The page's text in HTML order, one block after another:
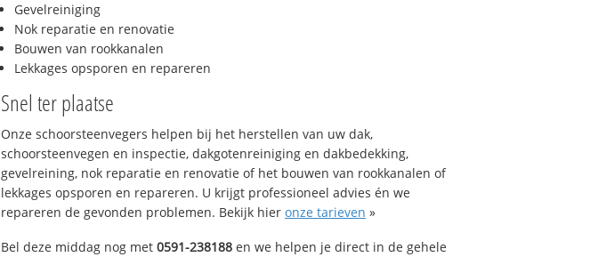
Gevelreiniging
Nok reparatie en renovatie
Bouwen van rookkanalen
Lekkages opsporen en repareren
Snel ter plaatse
Onze schoorsteenvegers helpen bij het herstellen van uw dak,
schoorsteenvegen en inspectie, dakgotenreiniging en dakbedekking,
gevelreining, nok reparatie en renovatie of het bouwen van rookkanalen of
lekkages opsporen en repareren. U krijgt professioneel advies én we
repareren de gevonden problemen. Bekijk hier onze tarieven »
Bel deze middag nog met 0591-238188 en we helpen je direct in de gehele